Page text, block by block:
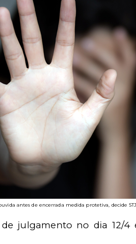
antes de encerrada medida protetiva, decide
julgamento no dia 12/